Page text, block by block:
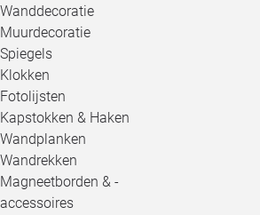
Wanddecoratie
Muurdecoratie
Spiegels
Klokken
Fotolijsten
Kapstokken & Haken
Wandplanken
Wandrekken
Magneetborden & -
accessoires